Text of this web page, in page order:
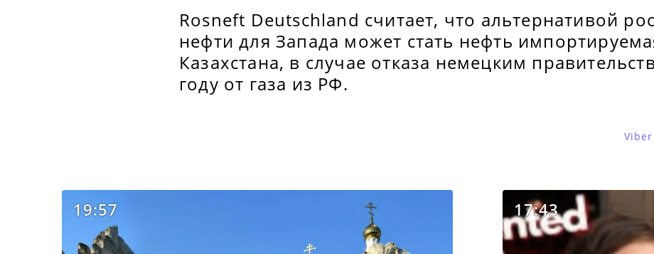
Rosneft Deutschland считает, что альтернативой
нефти для Запада может стать нефть
Казахстана, в случае отказа немецким
году от газа из РФ.
Viber
19:57 17:43